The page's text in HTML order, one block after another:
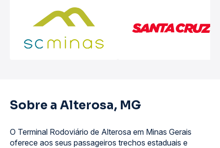
Sobre a Alterosa, MG
O Terminal Rodoviário de Alterosa em Minas Gerais
oferece aos seus passageiros trechos estaduais e